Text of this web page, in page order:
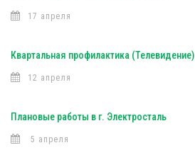
17 апреля
Квартальная профилактика (Телевидение)
12 апреля
Плановые работы в г. Электросталь
5 апреля